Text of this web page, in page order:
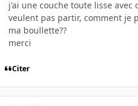
j'ai une couche toute lisse
veulent pas partir, comment je
ma boullette??
merci
Citer